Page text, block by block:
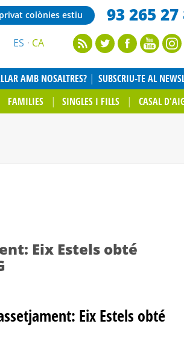
colònies estiu 93 265 27
ES CA
AMB NOSALTRES?
SUBSCRIU-TE AL
FAMILIES SINGLES I FILLS CASAL
Eix Estels obté
Eix Estels obté